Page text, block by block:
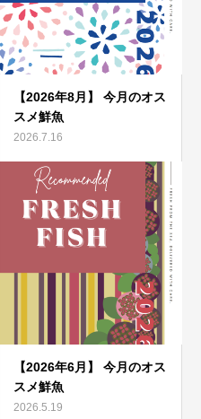
【2026年8月】 今月のオス
スメ鮮魚
2026.7.16
【2026年6月】 今月のオス
スメ鮮魚
2026.5.19